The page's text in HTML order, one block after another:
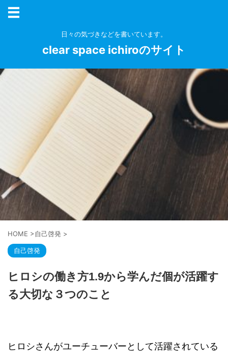
日々の気づきなどを書いています。
clear space ichiroのサイト
HOME >自己啓発 >
自己啓発
ヒロシの働き方1.9から学んだ個が活躍す
る大切な３つのこと
ヒロシさんがユーチューバーとして活躍されている